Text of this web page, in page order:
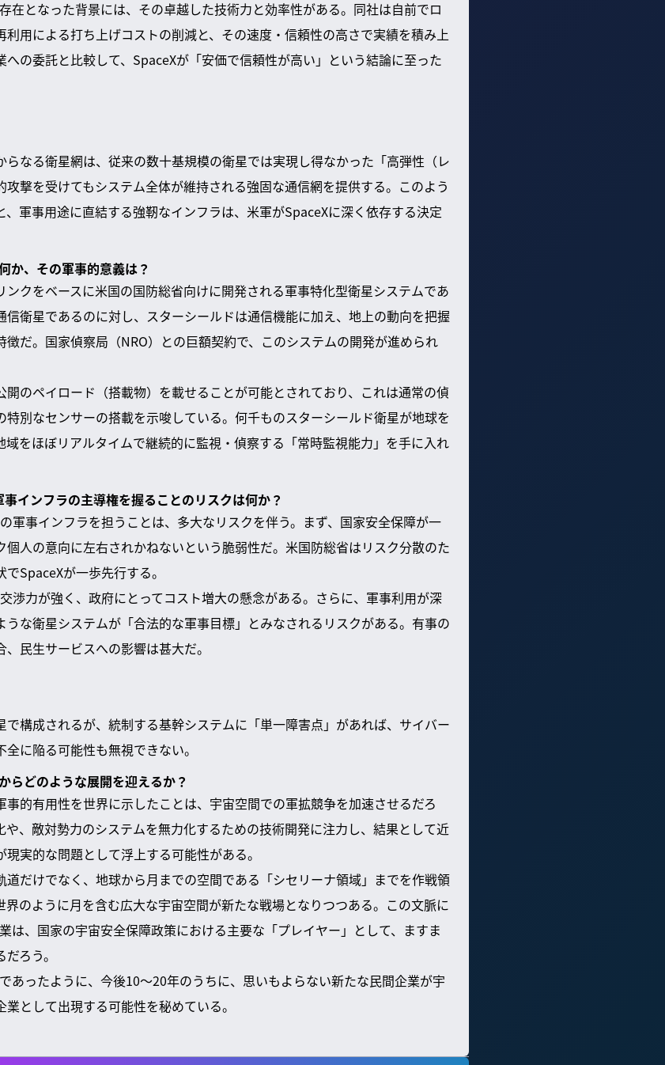
在となった背景には、その卓越した技術力と効率性がある。同社は自前でロ
用による打ち上げコストの削減と、その速度・信頼性の高さで実績を積み上
の委託と比較して、SpaceXが「安価で信頼性が高い」という結論に至った
らなる衛星網は、従来の数十基規模の衛星では実現し得なかった「高弾性（レ
撃を受けてもシステム全体が維持される強固な通信網を提供する。このよう
軍事用途に直結する強靭なインフラは、米軍がSpaceXに深く依存する決定
か、その軍事的意義は？
クをベースに米国の国防総省向けに開発される軍事特化型衛星システムであ
信衛星であるのに対し、スターシールドは通信機能に加え、地上の動向を把握
だ。国家偵察局（NRO）との巨額契約で、このシステムの開発が進められ
開のペイロード（搭載物）を載せることが可能とされており、これは通常の偵
別なセンサーの搭載を示唆している。何千ものスターシールド衛星が地球を
をほぼリアルタイムで継続的に監視・偵察する「常時監視能力」を手に入れ
インフラの主導権を握ることのリスクは何か？
軍事インフラを担うことは、多大なリスクを伴う。まず、国家安全保障が一
人の意向に左右されかねないという脆弱性だ。米国防総省はリスク分散のた
SpaceXが一歩先行する。
渉力が強く、政府にとってコスト増大の懸念がある。さらに、軍事利用が深
うな衛星システムが「合法的な軍事目標」とみなされるリスクがある。有事の
民生サービスへの影響は甚大だ。
で構成されるが、統制する基幹システムに「単一障害点」があれば、サイバー
に陥る可能性も無視できない。
らどのような展開を迎えるか？
的有用性を世界に示したことは、宇宙空間での軍拡競争を加速させるだろ
や、敵対勢力のシステムを無力化するための技術開発に注力し、結果として近
実的な問題として浮上する可能性がある。
だけでなく、地球から月までの空間である「シセリーナ領域」までを作戦領
のように月を含む広大な宇宙空間が新たな戦場となりつつある。この文脈に
は、国家の宇宙安全保障政策における主要な「プレイヤー」として、ますま
ろう。
あったように、今後10～20年のうちに、思いもよらない新たな民間企業が宇
として出現する可能性を秘めている。